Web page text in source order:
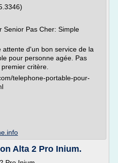
Senior Pas Cher: Simple
d'un bon service de la
pour personne agée. Pas
critère.
telephone-portable-pour-
Alta 2 Pro Inium.